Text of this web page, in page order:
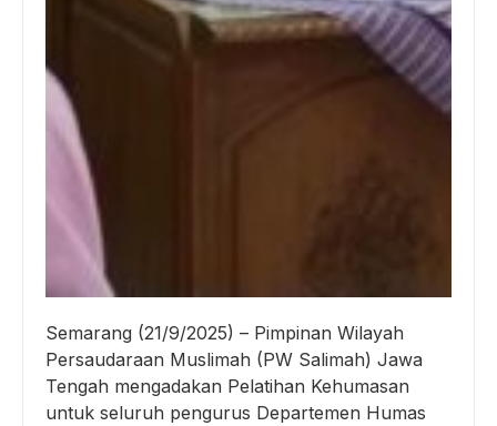
Semarang (21/9/2025) – Pimpinan Wilayah
Persaudaraan Muslimah (PW Salimah) Jawa
Tengah mengadakan Pelatihan Kehumasan
untuk seluruh pengurus Departemen Humas